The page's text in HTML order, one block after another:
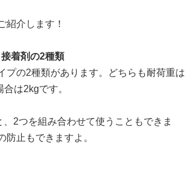
紹介します！
着剤の2種類
プの2種類があります。どちらも耐荷重は
は2kgです。
2つを組み合わせて使うこともできま
止もできますよ。